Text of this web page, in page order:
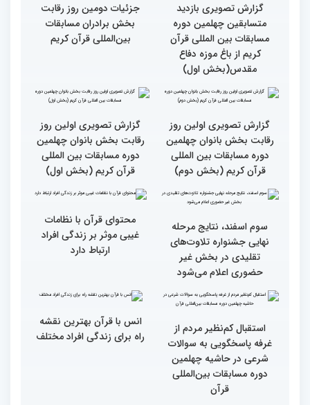
گزارش تصویری مراسم قرعه
کشی متسابقین بخش
بانوان چهلمین دوره
مسابقات بین المللی قرآن
کریم
گزارش تصویری بازدید
کریم از باغ موزه دفاع
مقدس(بخش دوم)
گزارش تصویری بازدید
متسابقین چهلمین دوره
مسابقات بین المللی قرآن
کریم از باغ موزه دفاع
مقدس(بخش اول)
جزئیات دومین روز رقابت
بخش برادران مسابقات
بین‌المللی قرآن کریم
گزارش تصویری اولین روز
رقابت بخش بانوان چهلمین
دوره مسابقات بین المللی
قرآن کریم (بخش دوم)
رقابت بخش بانوان چهلمین
قرآن کریم (بخش اول)
سوم اسفند، نتایج مرحله
نهایی جشنواره تلاوت‌های